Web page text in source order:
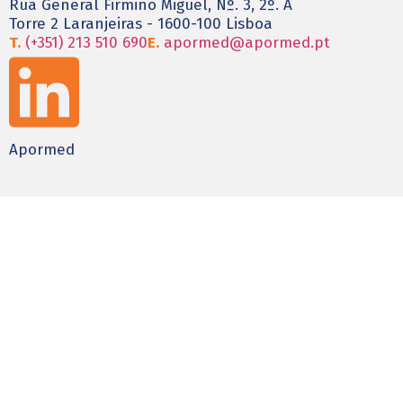
Rua General Firmino Miguel, Nº. 3, 2º. A
Torre 2 Laranjeiras - 1600-100 Lisboa
T. (+351) 213 510 690E. apormed@apormed.pt
Apormed